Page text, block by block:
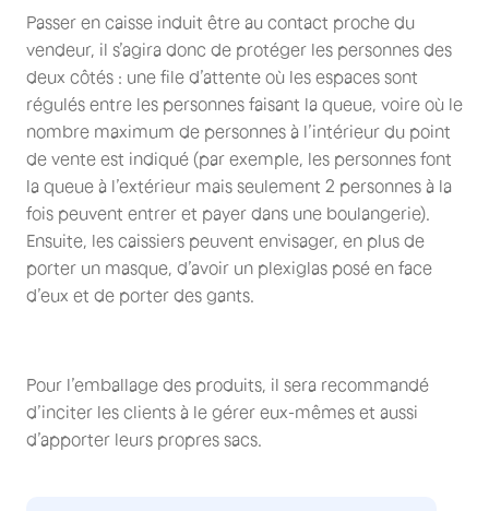
Passer en caisse induit être au contact proche du
vendeur, il s’agira donc de protéger les personnes des
deux côtés : une file d’attente où les espaces sont
régulés entre les personnes faisant la queue, voire où le
nombre maximum de personnes à l’intérieur du point
de vente est indiqué (par exemple, les personnes font
la queue à l’extérieur mais seulement 2 personnes à la
fois peuvent entrer et payer dans une boulangerie).
Ensuite, les caissiers peuvent envisager, en plus de
porter un masque, d’avoir un plexiglas posé en face
d’eux et de porter des gants.
Pour l’emballage des produits, il sera recommandé
d’inciter les clients à le gérer eux-mêmes et aussi
d’apporter leurs propres sacs.